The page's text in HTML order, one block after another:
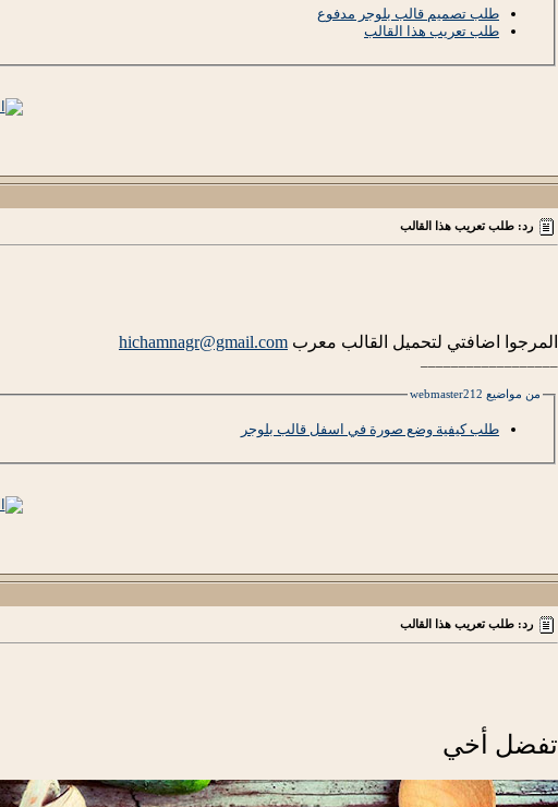
طلب تصميم قالب بلوجر مدفوع
طلب تعريب هذا القالب
رد: طلب تعريب هذا القالب
المرجوا اضافتي لتحميل القالب معرب hichamnagr@gmail.com
من مواضيع webmaster212
طلب كيفية وضع صورة في اسفل قالب بلوجر
رد: طلب تعريب هذا القالب
تفضل أخي